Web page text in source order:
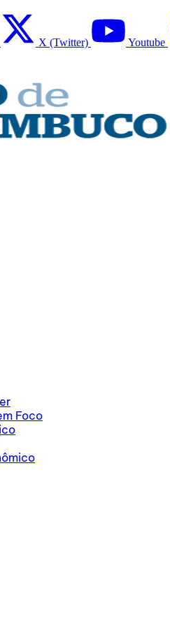
X (Twitter) Youtube
Foco